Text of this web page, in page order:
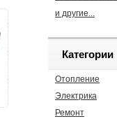
и другие...
Категории
Отопление
Электрика
Ремонт